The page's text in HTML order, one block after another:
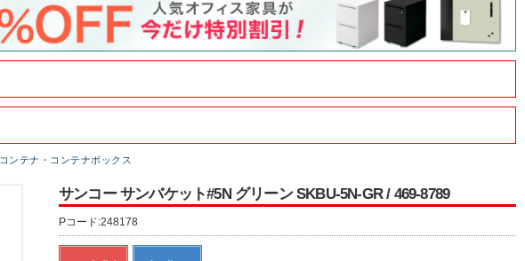
コンテナ・コンテナボックス
サンコー サンバケット#5N グリーン SKBU-5N-GR / 469-8789
Pコード:248178